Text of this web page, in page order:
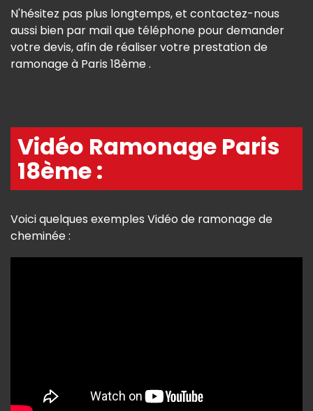
N'hésitez pas plus longtemps, et contactez-nous
aussi bien par mail que téléphone pour demander
votre devis, afin de réaliser votre prestation de
ramonage à Paris 18ème .
Vidéo Ramonage Paris
18ème :
Voici quelques exemples Vidéo de ramonage de
cheminée :